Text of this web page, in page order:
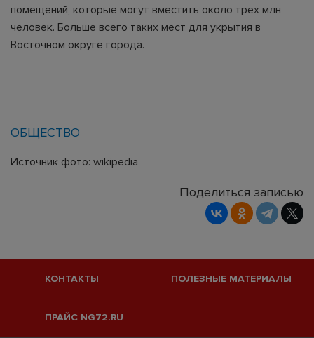
помещений, которые могут вместить около трех млн
человек. Больше всего таких мест для укрытия в
Восточном округе города.
ОБЩЕСТВО
Источник фото: wikipedia
Поделиться записью
КОНТАКТЫ ПОЛЕЗНЫЕ МАТЕРИАЛЫ
ПРАЙС NG72.RU